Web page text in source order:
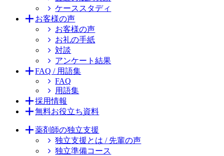
ケーススタディ
お客様の声
お客様の声
お礼の手紙
対談
アンケート結果
FAQ / 用語集
FAQ
用語集
採用情報
無料お役立ち資料
薬剤師の独立支援
独立支援とは / 先輩の声
独立準備コース